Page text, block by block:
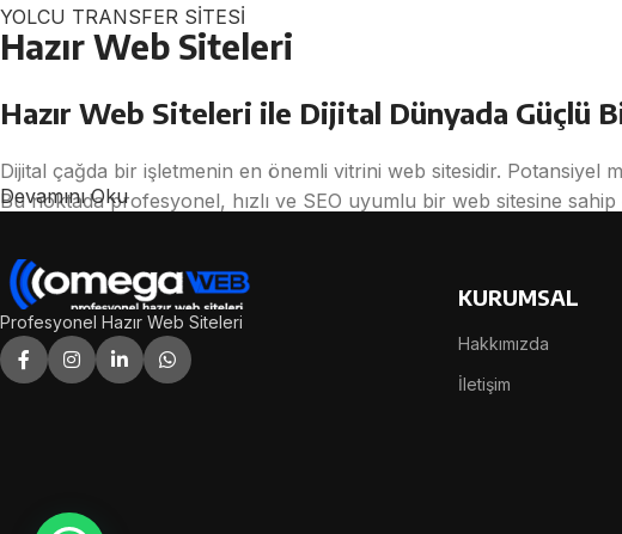
YOLCU TRANSFER SİTESİ
Hazır Web Siteleri
Hazır Web Siteleri ile Dijital Dünyada Güçlü
Dijital çağda bir işletmenin en önemli vitrini web sitesidir.
Bu noktada profesyonel, hızlı ve SEO uyumlu bir web sitesine
Hazır web siteleri; önceden tasarlanmış, kullanıcı deneyimi test
uyarlanmasıyla oluşturulur. Böylece uzun yazılım süreçleri
Hazır Web Siteleri Nedir?
Hazır web siteleri, belirli sektörlere ve ihtiyaçlara göre tasarlanmış
Devamını Oku
Profesyonel Hazır Web Siteleri
KURUMSAL
Hakkımızda
İletişim